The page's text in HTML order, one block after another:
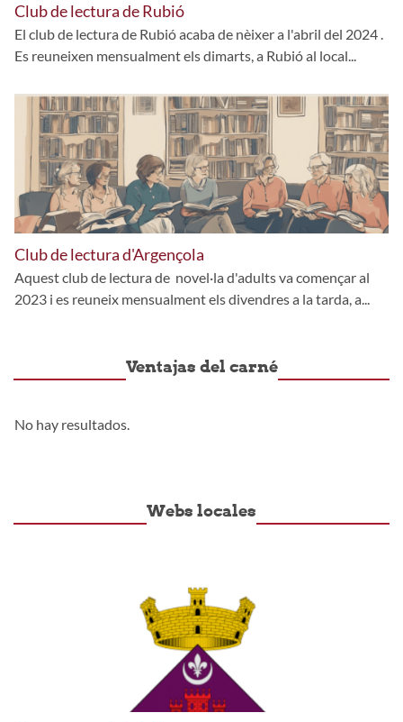
Club de lectura de Rubió
El club de lectura de Rubió acaba de nèixer a l'abril del 2024 .
Es reuneixen mensualment els dimarts, a Rubió al local...
Club de lectura d'Argençola
Aquest club de lectura de novel·la d'adults va començar al
2023 i es reuneix mensualment els divendres a la tarda, a...
Ventajas del carné
No hay resultados.
Webs locales